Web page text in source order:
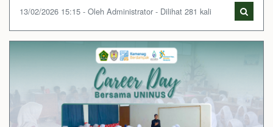
13/02/2026 15:15 - Oleh Administrator - Dilihat 281 kali